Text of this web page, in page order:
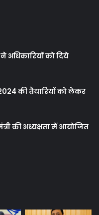
अधिकारियों को दिये
की तैयारियों को लेकर
की अध्यक्षता में आयोजित